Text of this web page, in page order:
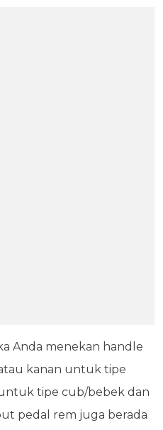
Anda menekan handle
kanan untuk tipe
tipe cub/bebek dan
pedal rem juga berada